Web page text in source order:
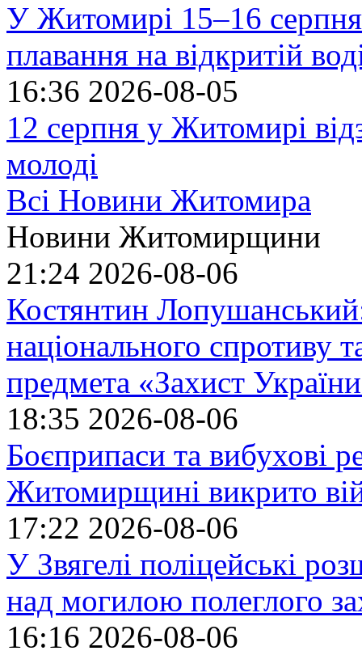
У Житомирі 15–16 серпня
плавання на відкритій
16:36 2026-08-05
12 серпня у Житомирі
молоді
Всі Новини Житомира
Новини Житомирщини
21:24 2026-08-06
Костянтин
національного спротиву
предмета «Захист
18:35 2026-08-06
Боєприпаси та вибухові
Житомирщині викрито
17:22 2026-08-06
У Звягелі поліцейські
над могилою полеглого
16:16 2026-08-06